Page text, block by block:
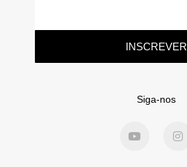
INSCREVER
Siga-nos